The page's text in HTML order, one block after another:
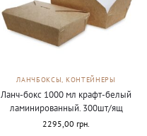
ЛАНЧБОКСЫ, КОНТЕЙНЕРЫ
Ланч-бокс 1000 мл крафт-белый
ламинированный. 300шт/ящ
2295,00 грн.